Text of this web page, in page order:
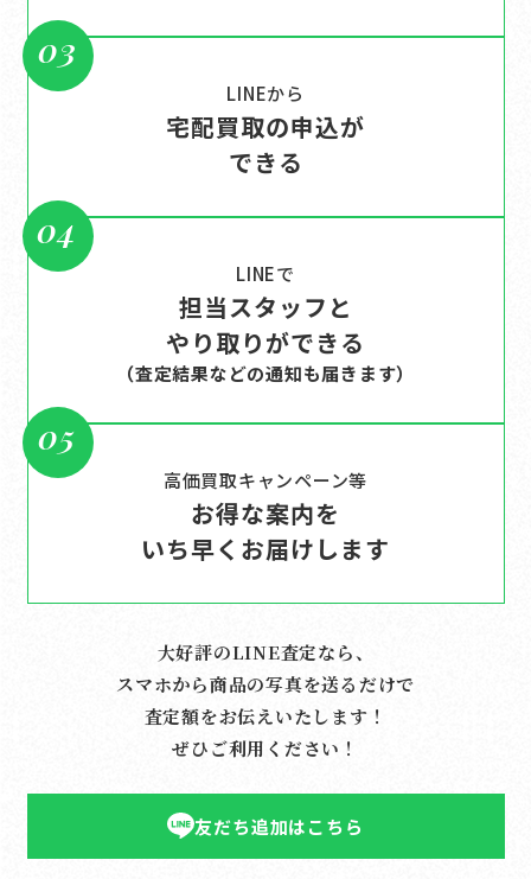
03
LINEから
宅配買取の申込が
できる
04
LINEで
担当スタッフと
やり取りができる
（査定結果などの通知も届きます）
05
高価買取キャンペーン等
お得な案内を
いち早くお届けします
大好評のLINE査定なら、
スマホから商品の写真を送るだけで
査定額をお伝えいたします！
ぜひご利用ください！
友だち追加はこちら